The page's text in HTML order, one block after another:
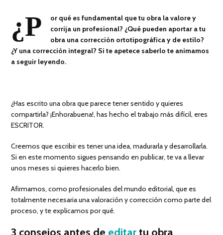
¿P
or qué es fundamental que tu obra la valore y
corrija un profesional? ¿Qué pueden aportar a tu
obra una corrección ortotipográfica y de estilo?
¿Y una corrección integral? Si te apetece saberlo te animamos
a seguir leyendo.
¿Has escrito una obra que parece tener sentido y quieres
compartirla? ¡Enhorabuena!, has hecho el trabajo más difícil, eres
ESCRITOR.
Creemos que escribir es tener una idea, madurarla y desarrollarla.
Si en este momento sigues pensando en publicar, te va a llevar
unos meses si quieres hacerlo bien.
Afirmamos, como profesionales del mundo editorial, que es
totalmente necesaria una valoración y corrección como parte del
proceso, y te explicamos por qué.
3 consejos antes de editartu obra